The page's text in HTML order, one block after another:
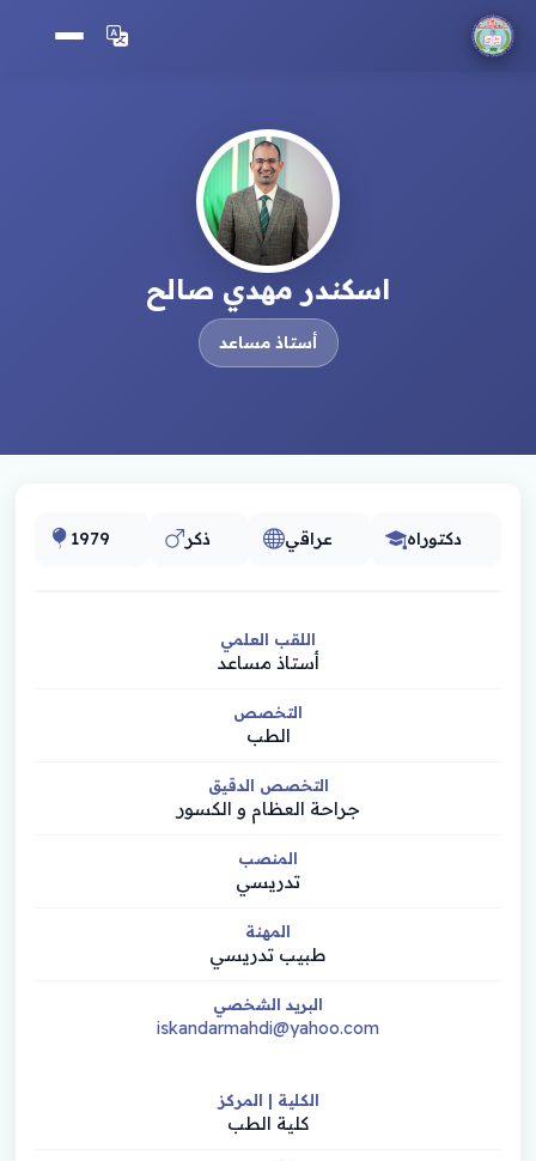
اسكندر مهدي صالح
أستاذ مساعد
1979 ذكر عراقي دكتوراه
اللقب العلمي
أستاذ مساعد
التخصص
الطب
التخصص الدقيق
جراحة العظام و الكسور
المنصب
تدريسي
المهنة
طبيب تدريسي
البريد الشخصي
iskandarmahdi@yahoo.com
الكلية | المركز
كلية الطب